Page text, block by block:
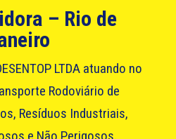
– Rio de
LTDA atuando no
Rodoviário de
Resíduos Industriais,